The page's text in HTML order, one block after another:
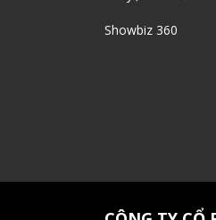
Showbiz 360